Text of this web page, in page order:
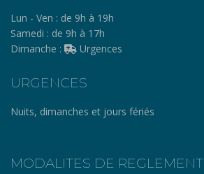
Lun - Ven : de 9h à 19h
Samedi : de 9h à 17h
Dimanche :
Urgences
URGENCES
Nuits, dimanches et jours fériés
MODALITES DE REGLEMENT